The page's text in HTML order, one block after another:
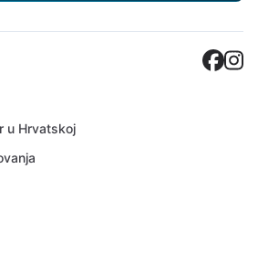
u Hrvatskoj